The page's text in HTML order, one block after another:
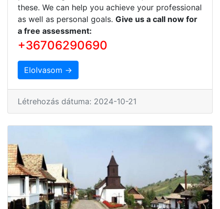
these. We can help you achieve your professional
as well as personal goals. Give us a call now for
a free assessment:
+36706290690
Elolvasom →
Létrehozás dátuma: 2024-10-21